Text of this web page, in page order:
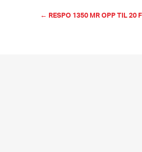
← RESPO 1350 MR OPP TIL 20